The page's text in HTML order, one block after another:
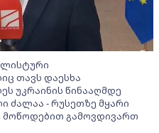
თავს დაესხა
უკრაინის წინააღმდე
ძალაა - რუსეთზე მყარი
გამოვდივართ